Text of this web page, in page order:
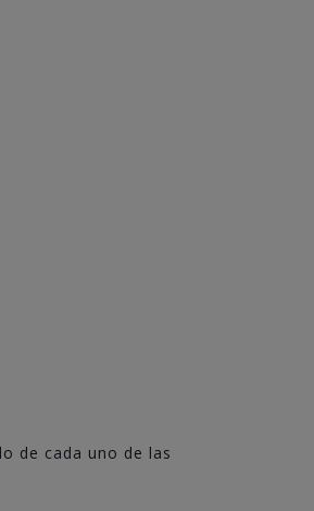
de cada uno de las